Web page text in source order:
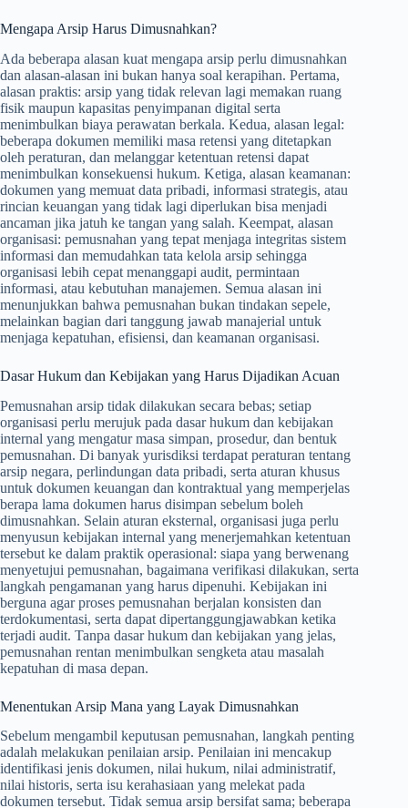
Mengapa Arsip Harus Dimusnahkan?
Ada beberapa alasan kuat mengapa arsip perlu dimusnahkan
dan alasan-alasan ini bukan hanya soal kerapihan. Pertama,
alasan praktis: arsip yang tidak relevan lagi memakan ruang
fisik maupun kapasitas penyimpanan digital serta
menimbulkan biaya perawatan berkala. Kedua, alasan legal:
beberapa dokumen memiliki masa retensi yang ditetapkan
oleh peraturan, dan melanggar ketentuan retensi dapat
menimbulkan konsekuensi hukum. Ketiga, alasan keamanan:
dokumen yang memuat data pribadi, informasi strategis, atau
rincian keuangan yang tidak lagi diperlukan bisa menjadi
ancaman jika jatuh ke tangan yang salah. Keempat, alasan
organisasi: pemusnahan yang tepat menjaga integritas sistem
informasi dan memudahkan tata kelola arsip sehingga
organisasi lebih cepat menanggapi audit, permintaan
informasi, atau kebutuhan manajemen. Semua alasan ini
menunjukkan bahwa pemusnahan bukan tindakan sepele,
melainkan bagian dari tanggung jawab manajerial untuk
menjaga kepatuhan, efisiensi, dan keamanan organisasi.
Dasar Hukum dan Kebijakan yang Harus Dijadikan Acuan
Pemusnahan arsip tidak dilakukan secara bebas; setiap
organisasi perlu merujuk pada dasar hukum dan kebijakan
internal yang mengatur masa simpan, prosedur, dan bentuk
pemusnahan. Di banyak yurisdiksi terdapat peraturan tentang
arsip negara, perlindungan data pribadi, serta aturan khusus
untuk dokumen keuangan dan kontraktual yang memperjelas
berapa lama dokumen harus disimpan sebelum boleh
dimusnahkan. Selain aturan eksternal, organisasi juga perlu
menyusun kebijakan internal yang menerjemahkan ketentuan
tersebut ke dalam praktik operasional: siapa yang berwenang
menyetujui pemusnahan, bagaimana verifikasi dilakukan, serta
langkah pengamanan yang harus dipenuhi. Kebijakan ini
berguna agar proses pemusnahan berjalan konsisten dan
terdokumentasi, serta dapat dipertanggungjawabkan ketika
terjadi audit. Tanpa dasar hukum dan kebijakan yang jelas,
pemusnahan rentan menimbulkan sengketa atau masalah
kepatuhan di masa depan.
Menentukan Arsip Mana yang Layak Dimusnahkan
Sebelum mengambil keputusan pemusnahan, langkah penting
adalah melakukan penilaian arsip. Penilaian ini mencakup
identifikasi jenis dokumen, nilai hukum, nilai administratif,
nilai historis, serta isu kerahasiaan yang melekat pada
dokumen tersebut. Tidak semua arsip bersifat sama; beberapa